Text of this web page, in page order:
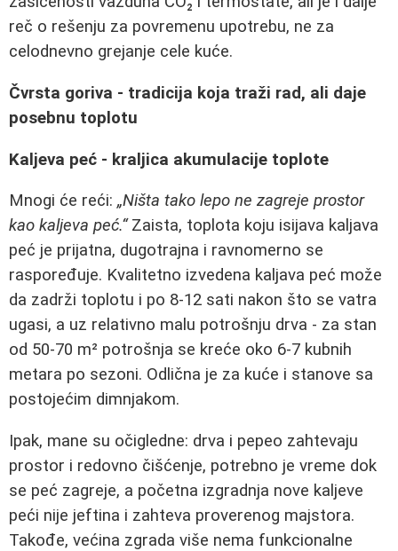
reč o rešenju za povremenu upotrebu, ne za
celodnevno grejanje cele kuće.
Čvrsta goriva - tradicija koja traži rad, ali daje
posebnu toplotu
Kaljeva peć - kraljica akumulacije toplote
Mnogi će reći: „Ništa tako lepo ne zagreje prostor
kao kaljeva peć.“Zaista, toplota koju isijava kaljava
peć je prijatna, dugotrajna i ravnomerno se
raspoređuje. Kvalitetno izvedena kaljava peć može
da zadrži toplotu i po 8-12 sati nakon što se vatra
ugasi, a uz relativno malu potrošnju drva - za stan
od 50-70 m² potrošnja se kreće oko 6-7 kubnih
metara po sezoni. Odlična je za kuće i stanove sa
postojećim dimnjakom.
Ipak, mane su očigledne: drva i pepeo zahtevaju
prostor i redovno čišćenje, potrebno je vreme dok
se peć zagreje, a početna izgradnja nove kaljeve
peći nije jeftina i zahteva proverenog majstora.
Takođe, većina zgrada više nema funkcionalne